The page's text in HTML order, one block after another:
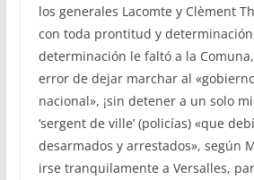
los generales Lacomte y Clèment
con toda prontitud y
determinación le faltó a la
error de dejar marchar al
nacional», ¡sin detener a un solo
‘sergent de ville’ (policías) «que
desarmados y arrestados», según
irse tranquilamente a Versalles,